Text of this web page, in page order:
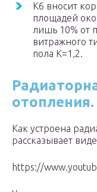
К6 вносит
площадей
лишь 10% от
витражного
пола К=1,2.
Как устроена
рассказывает
https://